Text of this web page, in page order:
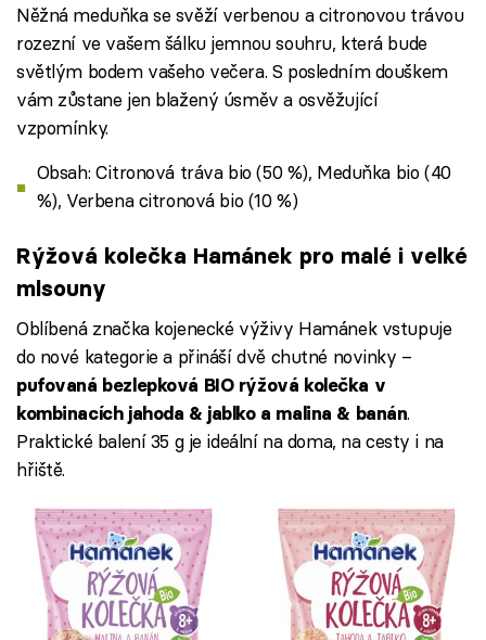
Něžná meduňka se svěží verbenou a citronovou trávou
rozezní ve vašem šálku jemnou souhru, která bude
světlým bodem vašeho večera. S posledním douškem
vám zůstane jen blažený úsměv a osvěžující
vzpomínky.
Obsah: Citronová tráva bio (50 %), Meduňka bio (40
%), Verbena citronová bio (10 %)
Rýžová kolečka Hamánek pro malé i velké
mlsouny
Oblíbená značka kojenecké výživy Hamánek vstupuje
do nové kategorie a přináší dvě chutné novinky –
pufovaná bezlepková BIO rýžová kolečka v
kombinacích jahoda & jablko a malina & banán.
Praktické balení 35 g je ideální na doma, na cesty i na
hřiště.